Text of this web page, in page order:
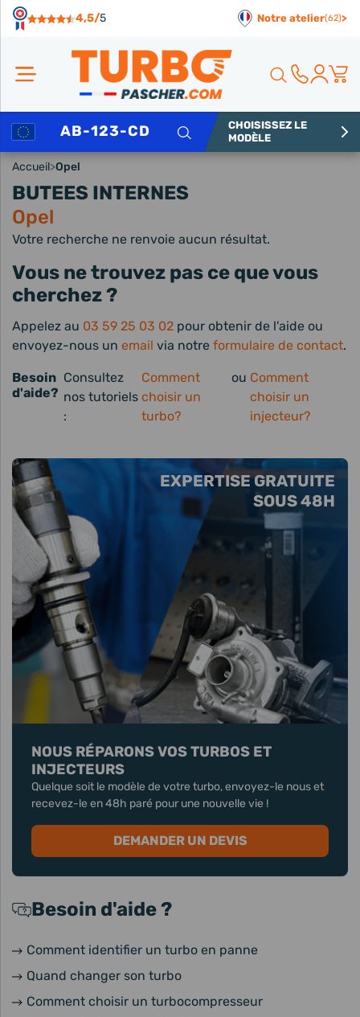
4,5/5 Notre atelier(62)>
Rechercher
CHOISISSEZ LE
MODÈLE
Accueil>Opel
BUTEES INTERNES
Opel
EXPERTISE GRATUITE
SOUS 48H
NOUS RÉPARONS VOS TURBOS ET
INJECTEURS
Quelque soit le modèle de votre turbo, envoyez-le nous et
recevez-le en 48h paré pour une nouvelle vie !
DEMANDER UN DEVIS
Besoin d'aide ?
Comment identifier un turbo en panne
Quand changer son turbo
Comment choisir un turbocompresseur
Votre recherche ne renvoie aucun résultat.
Vous ne trouvez pas ce que vous
cherchez ?
Appelez au 03 59 25 03 02 pour obtenir de l'aide ou
envoyez-nous un email via notre formulaire de contact.
Besoin
d'aide?
Consultez
nos tutoriels
:
Comment
choisir un
turbo?
ou Comment
choisir un
injecteur?
Panneau de gestion des cookies